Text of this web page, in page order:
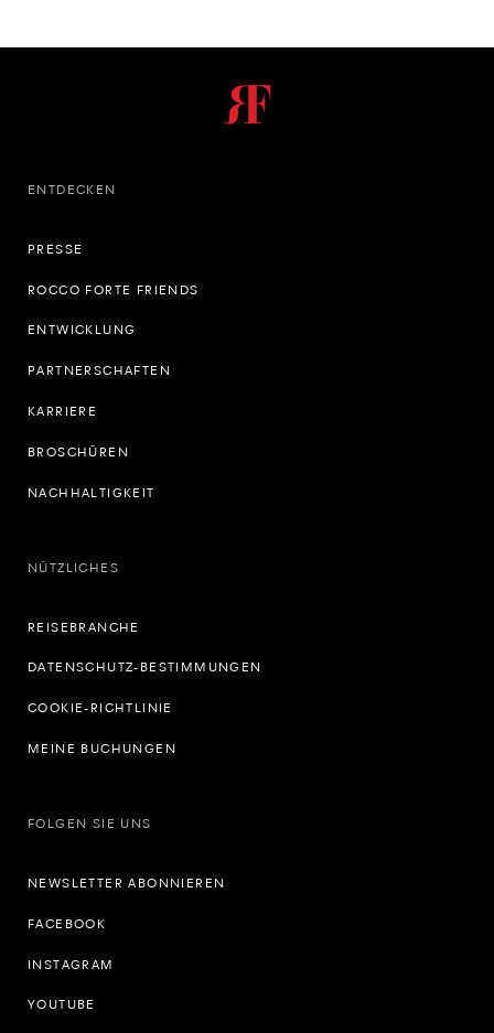
ENTDECKEN
PRESSE
ROCCO FORTE FRIENDS
ENTWICKLUNG
PARTNERSCHAFTEN
KARRIERE
BROSCHÜREN
NACHHALTIGKEIT
NÜTZLICHES
REISEBRANCHE
DATENSCHUTZ-BESTIMMUNGEN
COOKIE-RICHTLINIE
MEINE BUCHUNGEN
FOLGEN SIE UNS
NEWSLETTER ABONNIEREN
FACEBOOK
INSTAGRAM
YOUTUBE